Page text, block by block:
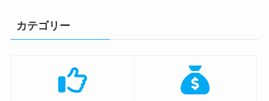
カテゴリー